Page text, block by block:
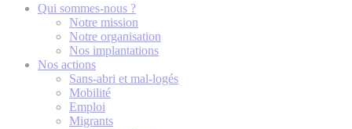
Qui sommes-nous ?
Notre mission
Notre organisation
Nos implantations
Nos actions
Sans-abri et mal-logés
Mobilité
Emploi
Migrants